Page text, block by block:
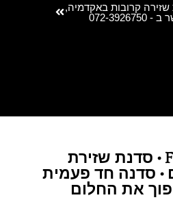
קרובות באקדמיה,
3926750
Flowers Academy • סדנת שזירת
• סדנה חד פעמית
את החלום